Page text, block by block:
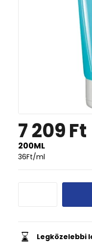
7 209Ft
200ML
36Ft/ml
Legközelebbi